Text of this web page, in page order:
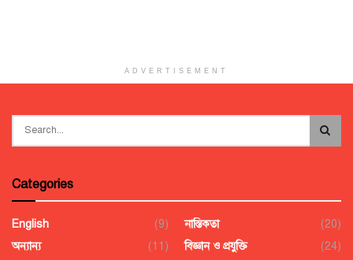
ADVERTISEMENT
Categories
English
(9)
অন্যান্য
(11)
নাস্তিকতা
(20)
বিজ্ঞান ও প্রযুক্তি
(24)